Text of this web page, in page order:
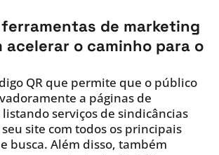
ferramentas de marketing
acelerar o caminho para o
QR que permite que o público
a páginas de
serviços de sindicâncias
site com todos os principais
busca. Além disso, também